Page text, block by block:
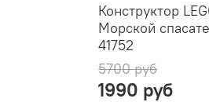
Конструктор
Морской
41752
5700 руб
1990 руб